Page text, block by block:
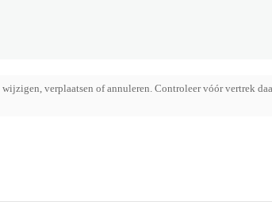
verplaatsen of annuleren. Controleer vóór vertrek